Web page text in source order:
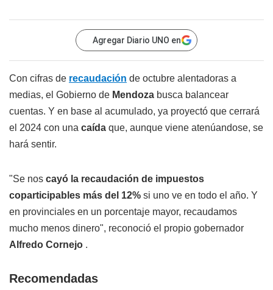
Agregar Diario UNO en
Con cifras de recaudación de octubre alentadoras a
medias, el Gobierno de Mendoza busca balancear
cuentas. Y en base al acumulado, ya proyectó que cerrará
el 2024 con una caída que, aunque viene atenúandose, se
hará sentir.
"Se nos cayó la recaudación de impuestos
coparticipables más del 12% si uno ve en todo el año. Y
en provinciales en un porcentaje mayor, recaudamos
mucho menos dinero", reconoció el propio gobernador
Alfredo Cornejo .
Recomendadas